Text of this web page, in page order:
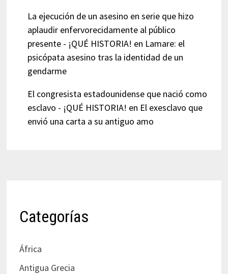
La ejecución de un asesino en serie que hizo
aplaudir enfervorecidamente al público
presente - ¡QUÉ HISTORIA! en Lamare: el
psicópata asesino tras la identidad de un
gendarme
El congresista estadounidense que nació como
esclavo - ¡QUÉ HISTORIA! en El exesclavo que
envió una carta a su antiguo amo
Categorías
África
Antigua Grecia